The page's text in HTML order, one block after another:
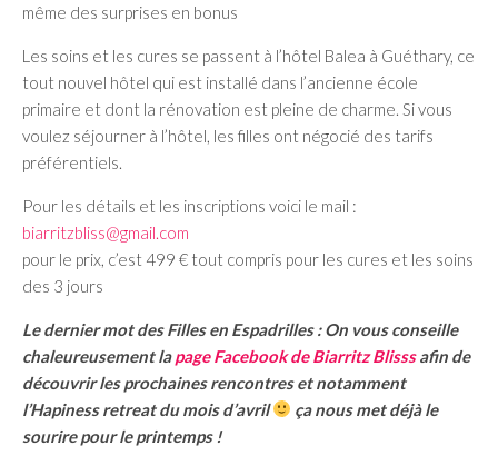
même des surprises en bonus
Les soins et les cures se passent à l’hôtel Balea à Guéthary, ce
tout nouvel hôtel qui est installé dans l’ancienne école
primaire et dont la rénovation est pleine de charme. Si vous
voulez séjourner à l’hôtel, les filles ont négocié des tarifs
préférentiels.
Pour les détails et les inscriptions voici le mail :
biarritzbliss@gmail.com
pour le prix, c’est 499 € tout compris pour les cures et les soins
des 3 jours
Le dernier mot des Filles en Espadrilles : On vous conseille
chaleureusement lapage Facebook de Biarritz Blisssafin de
découvrir les prochaines rencontres et notamment
l’Hapiness retreat du mois d’avril
ça nous met déjà le
sourire pour le printemps !